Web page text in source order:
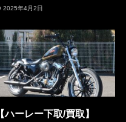
2025年4月2日
【ハーレー下取/買取】